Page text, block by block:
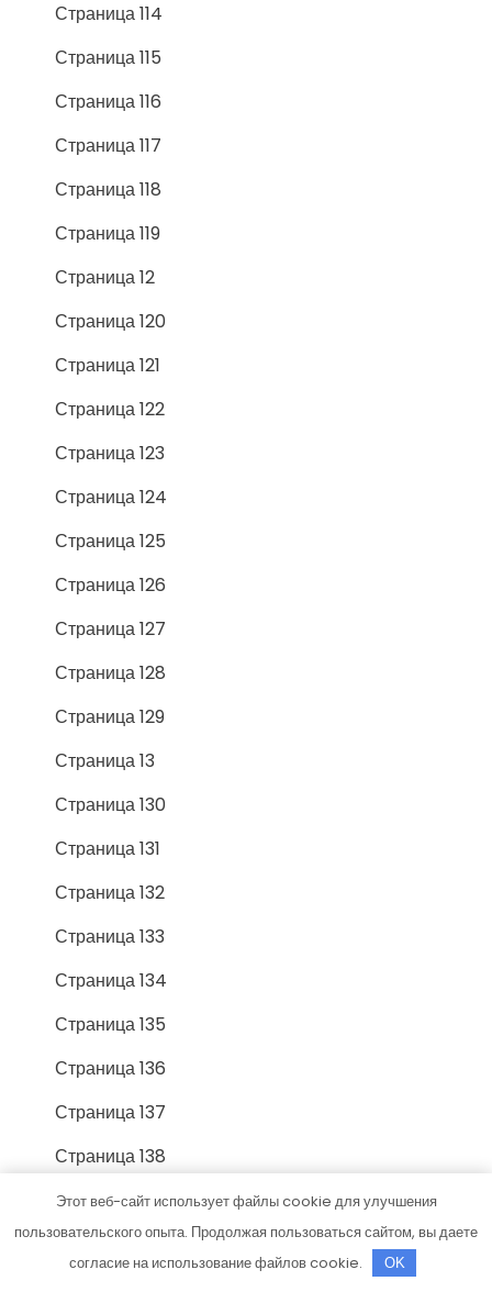
Страница 114
Страница 115
Страница 116
Страница 117
Страница 118
Страница 119
Страница 12
Страница 120
Страница 121
Страница 122
Страница 123
Страница 124
Страница 125
Страница 126
Страница 127
Страница 128
Страница 129
Страница 13
Страница 130
Страница 131
Страница 132
Страница 133
Страница 134
Страница 135
Страница 136
Страница 137
Страница 138
Страница 139
Страница 14
Этот веб-сайт использует файлы cookie для улучшения
пользовательского опыта. Продолжая пользоваться сайтом, вы даете
согласие на использование файлов cookie.
OK